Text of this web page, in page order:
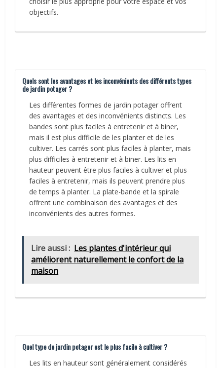
objectifs.
Quels sont les avantages et les inconvénients des différents types
de jardin potager ?
Les différentes formes de jardin potager offrent
des avantages et des inconvénients distincts. Les
bandes sont plus faciles à entretenir et à biner,
mais il est plus difficile de les planter et de les
cultiver. Les carrés sont plus faciles à planter, mais
plus difficiles à entretenir et à biner. Les lits en
hauteur peuvent être plus faciles à cultiver et plus
faciles à entretenir, mais ils peuvent prendre plus
de temps à planter. La plate-bande et la spirale
offrent une combinaison des avantages et des
inconvénients des autres formes.
Lire aussi : Les plantes d'intérieur qui
améliorent naturellement le confort de la
maison
Quel type de jardin potager est le plus facile à cultiver ?
Les lits en hauteur sont généralement considérés